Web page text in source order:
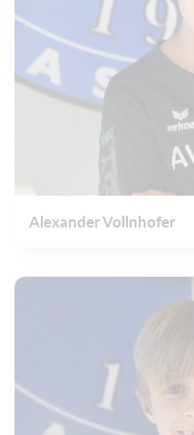
Alexander Vollnhofer